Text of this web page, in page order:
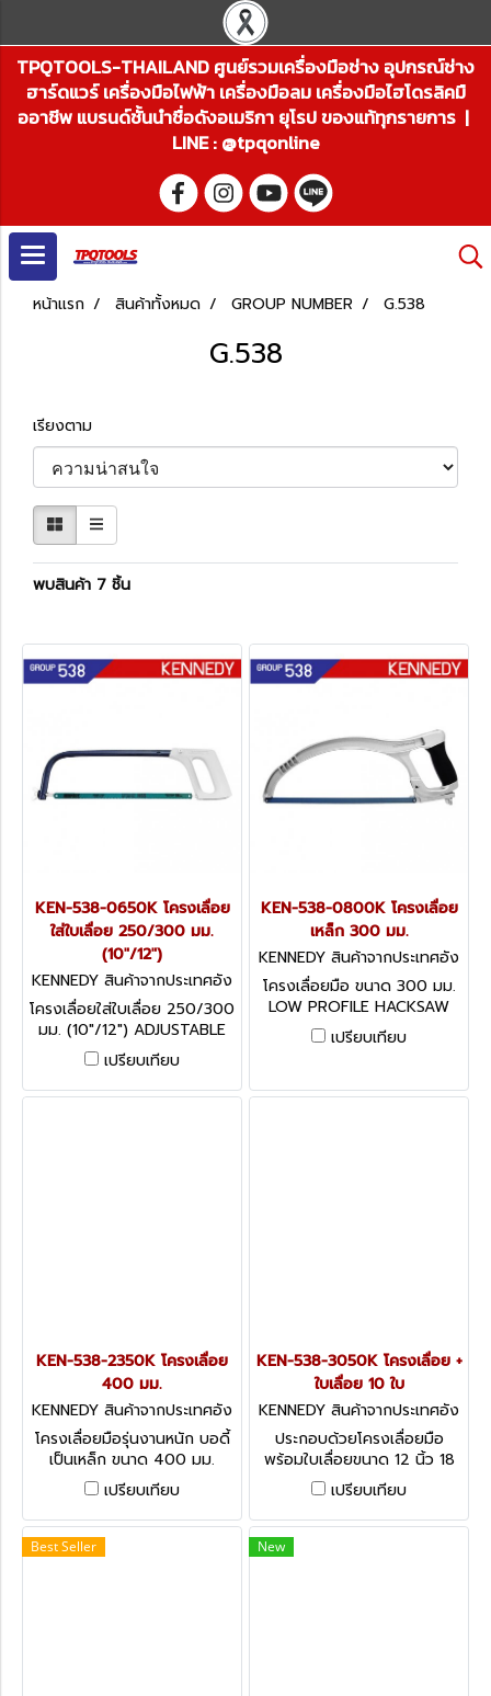
TPQTOOLS-THAILAND ศูนย์รวมเครื่องมือช่าง อุปกรณ์ช่าง
ฮาร์ดแวร์ เครื่องมือไฟฟ้า เครื่องมือลม เครื่องมือไฮโดรลิคมื
ออาชีพ แบรนด์ชั้นนำชื่อดังอเมริกา ยุโรป ของแท้ทุกรายการ |
LINE : @tpqonline
หน้าแรก สินค้าทั้งหมด GROUP NUMBER G.538
G.538
เรียงตาม
พบสินค้า 7 ชิ้น
KEN-538-0650K โครงเลื่อย
ใส่ใบเลื่อย 250/300 มม.
(10"/12")
KENNEDY สินค้าจากประเทศอัง
กฤษ KEN-538-0650K
โครงเลื่อยใส่ใบเลื่อย 250/300
มม. (10"/12") ADJUSTABLE
HACKSAWFRAME
เปรียบเทียบ
KEN-538-0800K โครงเลื่อย
เหล็ก 300 มม.
KENNEDY สินค้าจากประเทศอัง
กฤษ KEN-538-0800K
โครงเลื่อยมือ ขนาด 300 มม.
LOW PROFILE HACKSAW
เปรียบเทียบ
KEN-538-2350K โครงเลื่อย
400 มม.
KENNEDY สินค้าจากประเทศอัง
กฤษ KEN-538-2350K
โครงเลื่อยมือรุ่นงานหนัก บอดี้
เป็นเหล็ก ขนาด 400 มม.
PROFESSIONAL 'PLUS'
CUSHION GRIP HACKSAW
เปรียบเทียบ
KEN-538-3050K โครงเลื่อย +
ใบเลื่อย 10 ใบ
KENNEDY สินค้าจากประเทศอัง
กฤษ KEN-538-3050K
ประกอบด้วยโครงเลื่อยมือ
พร้อมใบเลื่อยขนาด 12 นิ้ว 18
ฟัน จำนวน 10 ชิ้น HACKSAW
FRAME 12"& 10 BLADES
เปรียบเทียบ
Best Seller New